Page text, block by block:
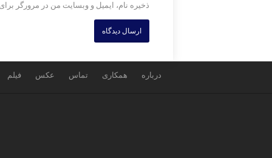
ذخیره نام، ایمیل و وبسایت من در مرورگر
درباره همکاری تماس عکس فیلم